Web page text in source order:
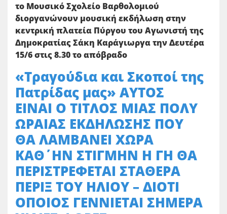
το Μουσικό Σχολείο Βαρθολομιού
διοργανώνουν μουσική εκδήλωση στην
κεντρική πλατεία Πύργου του Αγωνιστή της
Δημοκρατίας Σάκη Καράγιωργα την Δευτέρα
15/6 στις 8.30 το απόβραδο
«Τραγούδια και Σκοποί της
Πατρίδας μας» ΑΥΤΟΣ
ΕΙΝΑΙ Ο ΤΙΤΛΟΣ ΜΙΑΣ ΠΟΛΥ
ΩΡΑΙΑΣ ΕΚΔΗΛΩΣΗΣ ΠΟΥ
ΘΑ ΛΑΜΒΑΝΕΙ ΧΩΡΑ
ΚΑΘ΄ΗΝ ΣΤΙΓΜΗΝ Η ΓΗ ΘΑ
ΠΕΡΙΣΤΡΕΦΕΤΑΙ ΣΤΑΘΕΡΑ
ΠΕΡΙΞ ΤΟΥ ΗΛΙΟΥ – ΔΙΟΤΙ
ΟΠΟΙΟΣ ΓΕΝΝΙΕΤΑΙ ΣΗΜΕΡΑ